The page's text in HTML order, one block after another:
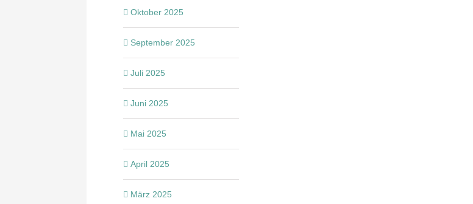
Oktober 2025
September 2025
Juli 2025
Juni 2025
Mai 2025
April 2025
März 2025